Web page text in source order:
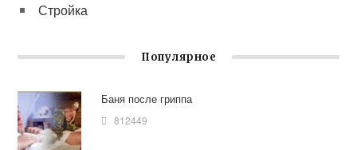
Стройка
Популярное
Баня после гриппа
812449